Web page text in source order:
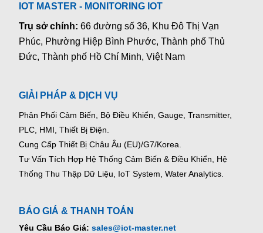
IOT MASTER - MONITORING IOT
Trụ sở chính:66 đường số 36, Khu Đô Thị Vạn
Phúc, Phường Hiệp Bình Phước, Thành phố Thủ
Đức, Thành phố Hồ Chí Minh, Việt Nam
GIẢI PHÁP & DỊCH VỤ
Phân Phối Cảm Biến, Bộ Điều Khiển, Gauge, Transmitter,
PLC, HMI, Thiết Bị Điện.
Cung Cấp Thiết Bị Châu Âu (EU)/G7/Korea.
Tư Vấn Tích Hợp Hệ Thống Cảm Biến & Điều Khiển, Hệ
Thống Thu Thập Dữ Liệu, IoT System, Water Analytics.
BÁO GIÁ & THANH TOÁN
Yêu Cầu Báo Giá: sales@iot-master.net